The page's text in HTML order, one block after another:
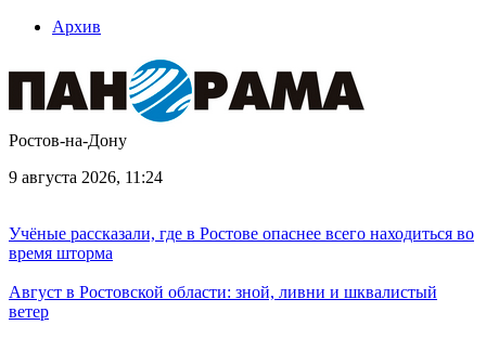
Архив
Ростов-на-Дону
9 августа 2026, 11:24
Учёные рассказали, где в Ростове опаснее всего находиться во
время шторма
Август в Ростовской области: зной, ливни и шквалистый
ветер